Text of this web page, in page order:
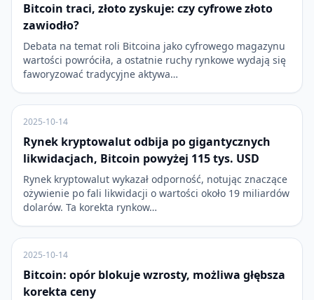
Bitcoin traci, złoto zyskuje: czy cyfrowe złoto
zawiodło?
Debata na temat roli Bitcoina jako cyfrowego magazynu
wartości powróciła, a ostatnie ruchy rynkowe wydają się
faworyzować tradycyjne aktywa…
2025-10-14
Rynek kryptowalut odbija po gigantycznych
likwidacjach, Bitcoin powyżej 115 tys. USD
Rynek kryptowalut wykazał odporność, notując znaczące
ożywienie po fali likwidacji o wartości około 19 miliardów
dolarów. Ta korekta rynkow…
2025-10-14
Bitcoin: opór blokuje wzrosty, możliwa głębsza
korekta ceny